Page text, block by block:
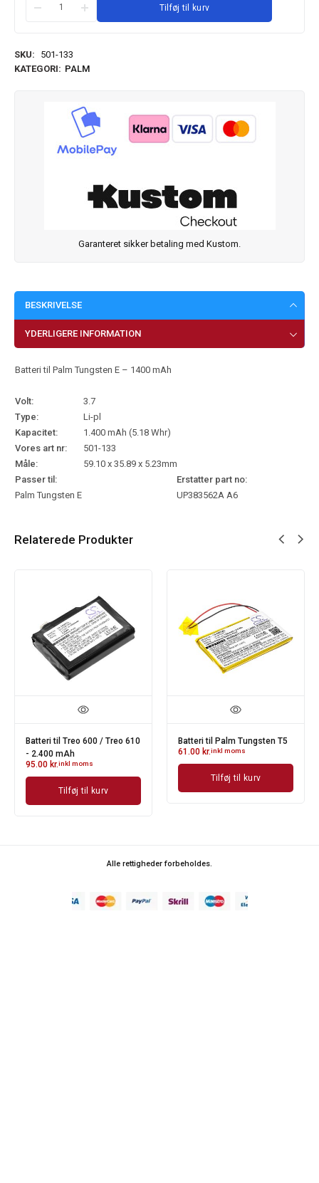
Tilføj til kurv
SKU:
501-133
KATEGORI: PALM
Garanteret sikker betaling med Kustom.
BESKRIVELSE
YDERLIGERE INFORMATION
Batteri til Palm Tungsten E – 1400 mAh
Volt:
3.7
Type:
Li-pl
Kapacitet:
1.400 mAh (5.18 Whr)
Vores art nr:
501-133
Måle:
59.10 x 35.89 x 5.23mm
Passer til:
Erstatter part no:
Palm Tungsten E
UP383562A A6
Relaterede Produkter
Batteri til Treo 600 / Treo 610
- 2.400 mAh
95.00 kr.inkl moms
Tilføj til kurv
Batteri til Palm Tungsten T5
61.00 kr.inkl moms
Tilføj til kurv
Alle rettigheder forbeholdes.